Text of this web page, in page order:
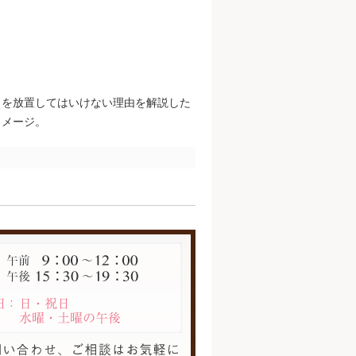
放置してはいけない理由を解説した
ージ。